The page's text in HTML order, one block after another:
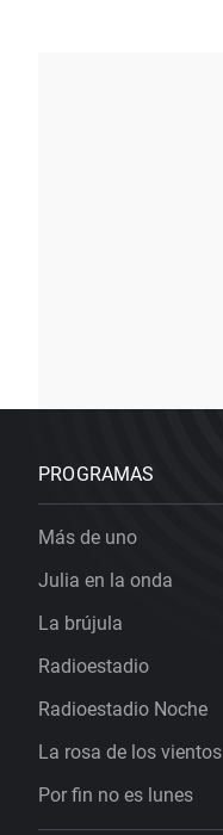
PROGRAMAS
Más de uno
Julia en la onda
La brújula
Radioestadio
Radioestadio Noche
La rosa de los vientos
Por fin no es lunes